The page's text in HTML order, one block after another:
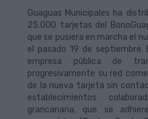
Guaguas Municipales ha
25.000 tarjetas del
que se pusiera en marcha el
el pasado 19 de
empresa pública de
progresivamente su red
de la nueva tarjeta sin
establecimientos
grancanaria, que se